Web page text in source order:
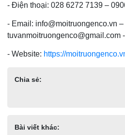
- Điện thoại: 028 6272 7139 –
- Email: info@moitruongenco.vn –
tuvanmoitruongenco@gmail.com
- Website: https://
Chia sẻ:
Bài viết khác: